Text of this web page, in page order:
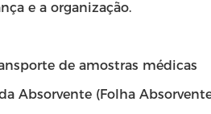
e a organização.
de amostras médicas
Absorvente (Folha